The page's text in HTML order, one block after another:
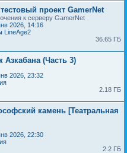
проект GamerNet
к серверу GamerNet
2026, 14:16
LineAge2
36.65 ГБ
Азкабана (Часть 3)
2026, 23:32
2.18 ГБ
камень [Театральная
2026, 22:30
2.2 ГБ